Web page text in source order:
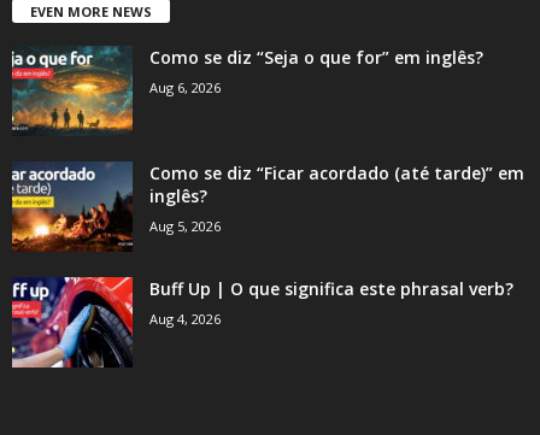
EVEN MORE NEWS
Como se diz “Seja o que for” em inglês?
Aug 6, 2026
Como se diz “Ficar acordado (até tarde)” em
inglês?
Aug 5, 2026
Buff Up | O que significa este phrasal verb?
Aug 4, 2026